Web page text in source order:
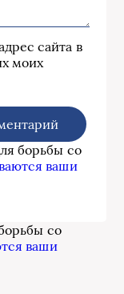
сайта в
моих
борьбы со
ваши
со
ваши